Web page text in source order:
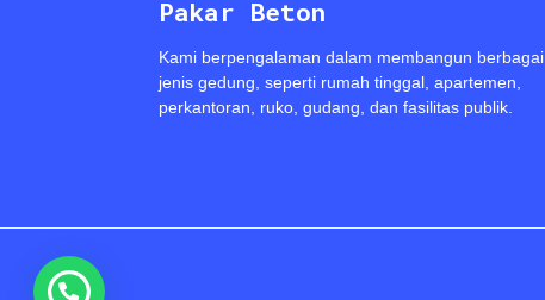
Pakar Beton
Kami berpengalaman dalam membangun berbagai
jenis gedung, seperti rumah tinggal, apartemen,
perkantoran, ruko, gudang, dan fasilitas publik.